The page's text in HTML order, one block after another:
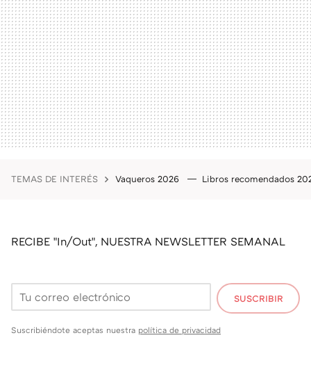
TEMAS DE INTERÉS Vaqueros 2026 Libros recomendados
RECIBE "In/Out", NUESTRA NEWSLETTER SEMANAL
SUSCRIBIR
Suscribiéndote aceptas nuestra política de privacidad